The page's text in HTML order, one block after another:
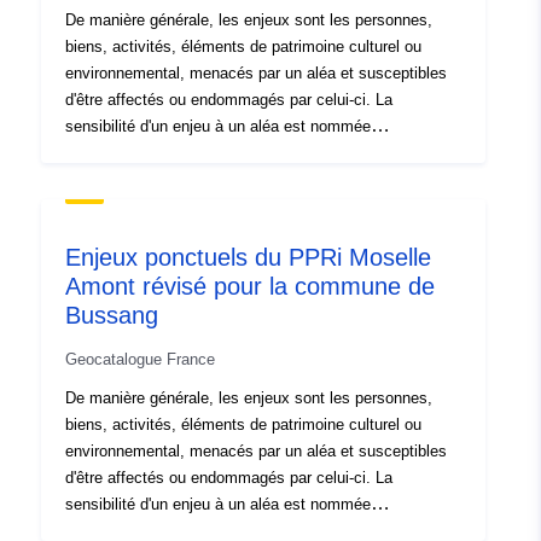
De manière générale, les enjeux sont les personnes,
biens, activités, éléments de patrimoine culturel ou
environnemental, menacés par un aléa et susceptibles
d'être affectés ou endommagés par celui-ci. La
sensibilité d'un enjeu à un aléa est nommée
de prévention des risques (PPR). Un enjeu est un objet
PPR et de sa vulnérabilité aux aléas étudiés. Un enjeu
de PPR peut donc être pris en compte (ou pas) selon le
ou les types d'aléa traités. Ces éléments constituent le
nécessaire à l'élaboration du PPR, dans la zone d'étude
ou à proximité de celle-ci, à la date de l'analyse des
enjeux. Les données d'enjeux représentent une
photographie (figée et non exhaustive) des biens et des
personnes exposés aux aléas au moment de
l'élaboration du plan de prévention des risques. Ces
Enjeux ponctuels du PPRi Moselle
Amont révisé pour la commune de
Bussang
Geocatalogue France
De manière générale, les enjeux sont les personnes,
biens, activités, éléments de patrimoine culturel ou
environnemental, menacés par un aléa et susceptibles
d'être affectés ou endommagés par celui-ci. La
sensibilité d'un enjeu à un aléa est nommée